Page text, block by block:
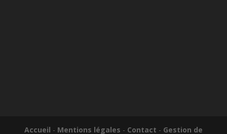
Accueil - Mentions légales - Contact - Gestion de